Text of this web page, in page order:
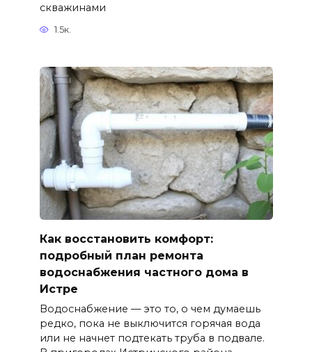
скважинами
1.5к.
Как восстановить комфорт:
подробный план ремонта
водоснабжения частного дома в
Истре
Водоснабжение — это то, о чем думаешь
редко, пока не выключится горячая вода
или не начнет подтекать труба в подвале.